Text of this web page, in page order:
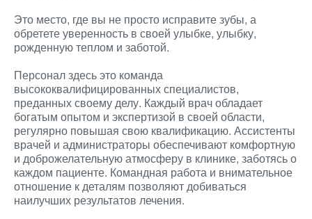
Это место, где вы не просто исправите зубы, а
обретете уверенность в своей улыбке, улыбку,
рожденную теплом и заботой.
Персонал здесь это команда
высококвалифицированных специалистов,
преданных своему делу. Каждый врач обладает
богатым опытом и экспертизой в своей области,
регулярно повышая свою квалификацию. Ассистенты
врачей и администраторы обеспечивают комфортную
и доброжелательную атмосферу в клинике, заботясь о
каждом пациенте. Командная работа и внимательное
отношение к деталям позволяют добиваться
наилучших результатов лечения.